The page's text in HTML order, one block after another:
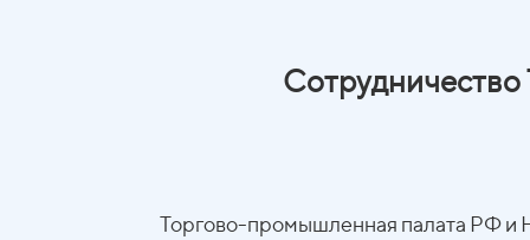
Торгово-промышленная палата РФ и